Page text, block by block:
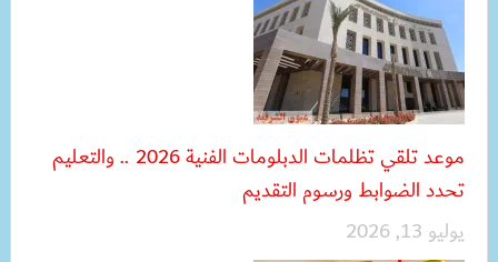
موعد تلقي تظلمات الدبلومات الفنية 2026 .. والتعليم
تحدد الضوابط ورسوم التقديم
يوليو 13, 2026